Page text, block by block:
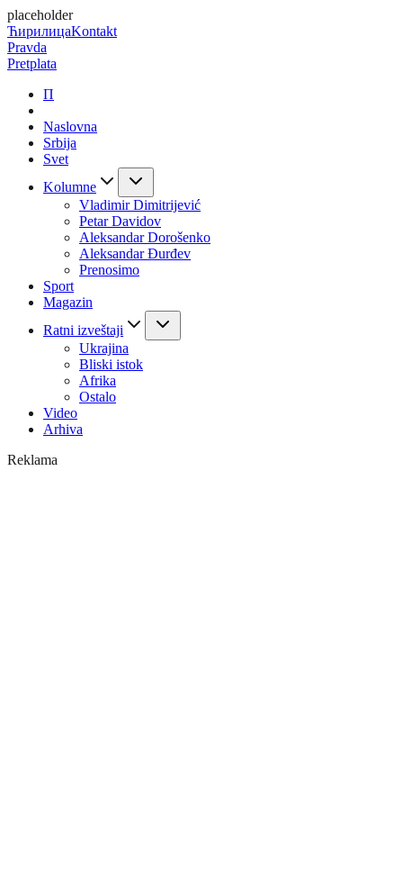
placeholder
ЋирилицаKontakt
Pravda
Pretplata
П
Naslovna
Srbija
Svet
Kolumne
Vladimir Dimitrijević
Petar Davidov
Aleksandar Dorošenko
Aleksandar Đurđev
Prenosimo
Sport
Magazin
Ratni izveštaji
Ukrajina
Bliski istok
Afrika
Ostalo
Video
Arhiva
Reklama